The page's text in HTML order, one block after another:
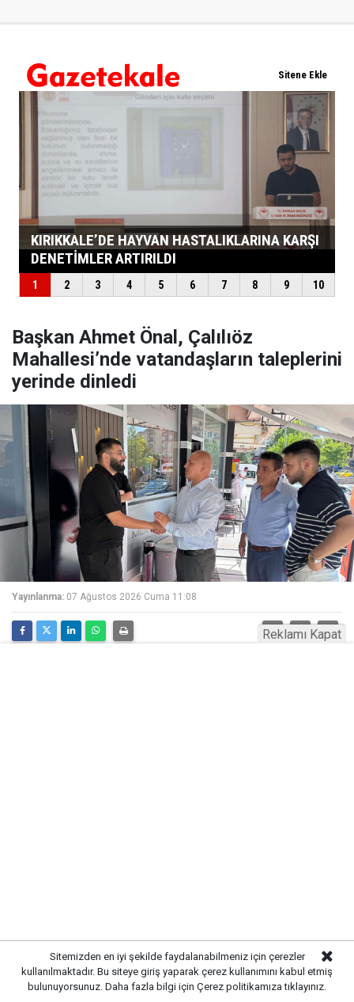
Başkan Ahmet Önal, Çalılıöz
Mahallesi’nde vatandaşların taleplerini
yerinde dinledi
Yayınlanma: 07 Ağustos 2026 Cuma 11:08
Sitemizden en iyi şekilde faydalanabilmeniz için çerezler
kullanılmaktadır. Bu siteye giriş yaparak çerez kullanımını kabul etmiş
bulunuyorsunuz. Daha fazla bilgi için Çerez politikamıza tıklayınız.
Reklamı Kapat